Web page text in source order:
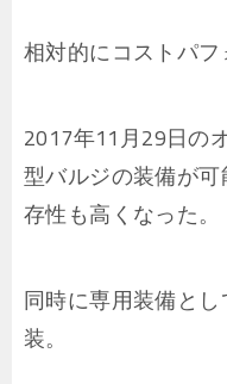
相対的にコストパフ
2017年11月29日の
型バルジの装備が
存性も高くなった。
同時に専用装備と
装。